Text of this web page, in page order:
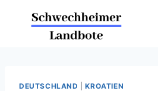
DEUTSCHLAND |KROATIEN